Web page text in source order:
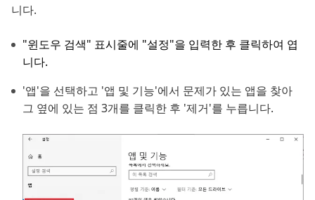
니다.
"윈도우 검색" 표시줄에 "설정"을 입력한 후 클릭하여 엽
니다.
'앱'을 선택하고 '앱 및 기능'에서 문제가 있는 앱을 찾아
그 옆에 있는 점 3개를 클릭한 후 '제거'를 누릅니다.